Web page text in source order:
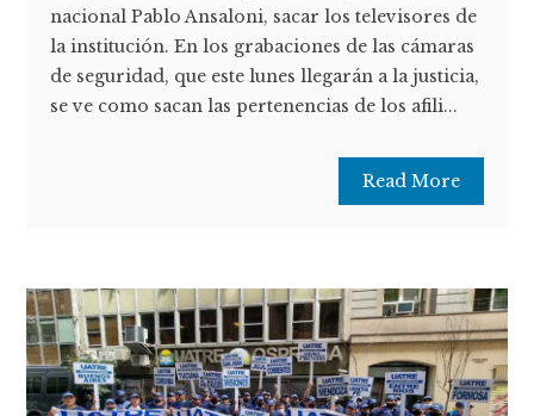
nacional Pablo Ansaloni, sacar los televisores de
la institución. En los grabaciones de las cámaras
de seguridad, que este lunes llegarán a la justicia,
se ve como sacan las pertenencias de los afili...
Read More